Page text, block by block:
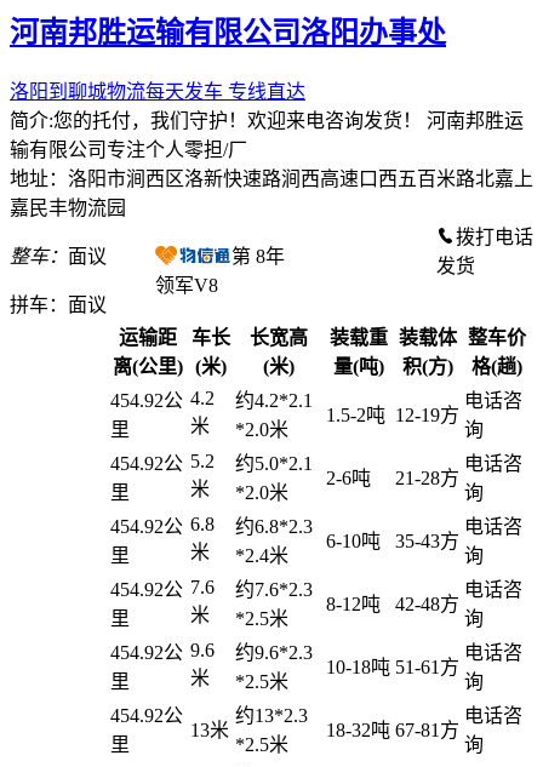
河南邦胜运输有限公司洛阳办事处
洛阳到聊城物流每天发车 专线直达
简介:您的托付，我们守护！欢迎来电咨询发货！ 河南邦胜运
输有限公司专注个人零担/厂
地址：洛阳市涧西区洛新快速路涧西高速口西五百米路北嘉上
嘉民丰物流园
整车： 面议
拼车： 面议
第 8年
领军V8
拨打电话
发货
运输距
离(公里)
车长
(米)
长宽高
(米)
装载重
量(吨)
装载体
积(方)
整车价
格(趟)
454.92公
里
4.2
米
约4.2*2.1
*2.0米
1.5-2吨 12-19方
电话咨
询
454.92公
里
5.2
米
约5.0*2.1
*2.0米
2-6吨 21-28方
电话咨
询
454.92公
里
6.8
米
约6.8*2.3
*2.4米
6-10吨 35-43方
电话咨
询
454.92公
里
7.6
米
约7.6*2.3
*2.5米
8-12吨 42-48方
电话咨
询
454.92公
里
9.6
米
约9.6*2.3
*2.5米
10-18吨 51-61方
电话咨
询
454.92公
里
13米
约13*2.3
*2.5米
18-32吨 67-81方
电话咨
询